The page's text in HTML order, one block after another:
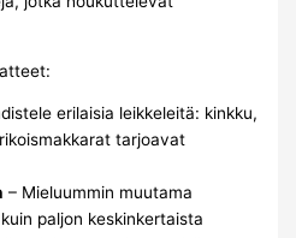
erilaisia leikkeleitä: kinkku,
tarjoavat
– Mieluummin muutama
paljon keskinkertaista